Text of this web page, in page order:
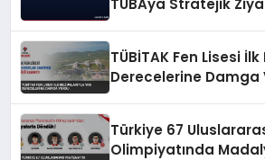
TÜBAya Stratejik
TÜBİTAK Fen Lisesi
Derecelerine Damga
Türkiye 67
Olimpiyatında